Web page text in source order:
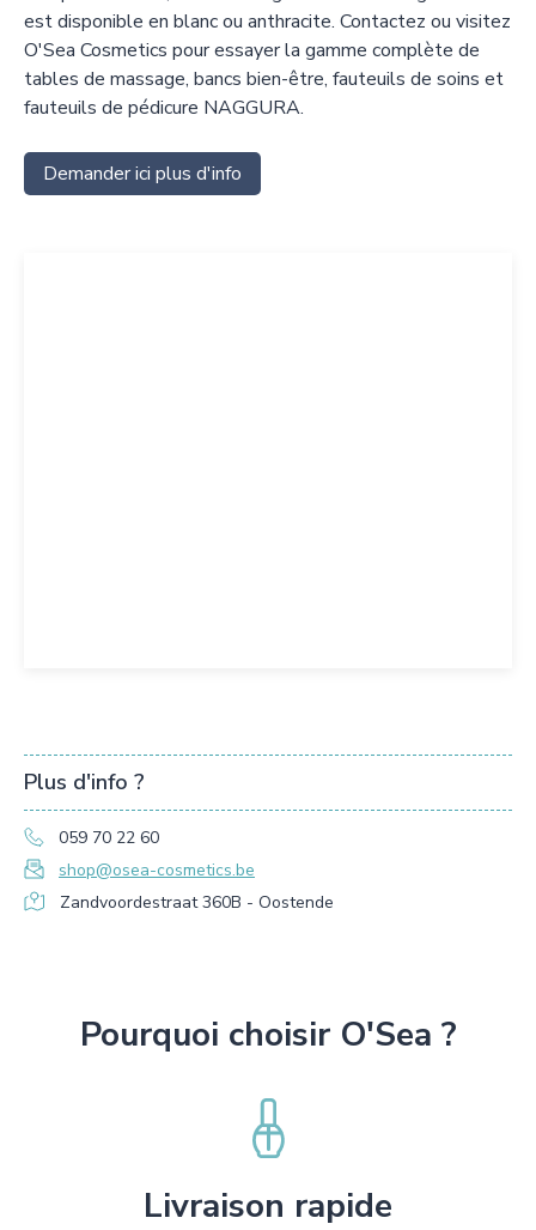
Plus d'info ?
059 70 22 60
shop@osea-cosmetics.be
Zandvoordestraat 360B - Oostende
est disponible en blanc ou anthracite. Contactez ou visitez
O'Sea Cosmetics pour essayer la gamme complète de
tables de massage, bancs bien-être, fauteuils de soins et
fauteuils de pédicure NAGGURA.
Demander ici plus d'info
Pourquoi choisir O'Sea ?
Livraison rapide